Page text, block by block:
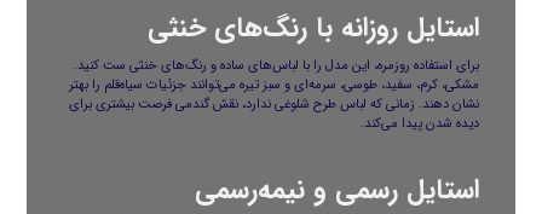
استایل روزانه با رنگ‌های خنثی
برای استفاده روزمره، این مدل را با لباس‌های ساده و رنگ‌های خنثی ست کنید.
مشکی، کرم، سفید، طوسی، سرمه‌ای و سبز تیره می‌توانند جزئیات سیاه‌قلم را بهتر
نشان دهند. زمانی که لباس طرح شلوغی ندارد، نقش گندمی فرصت بیشتری برای
دیده شدن پیدا می‌کند.
استایل رسمی و نیمه‌رسمی